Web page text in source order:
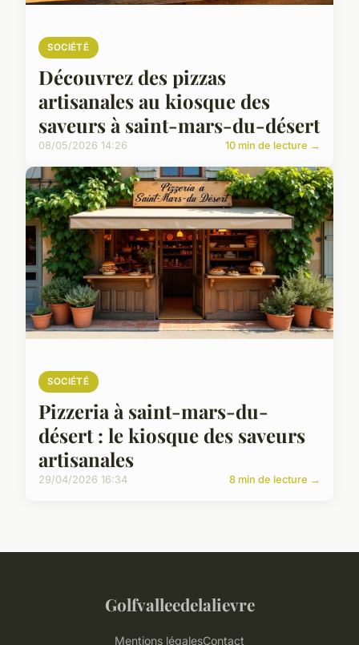
SOCIÉTÉ
Découvrez des pizzas
artisanales au kiosque des
saveurs à saint-mars-du-désert
08/05/2026 14:26 10 min de lecture →
SOCIÉTÉ
Pizzeria à saint-mars-du-
désert : le kiosque des saveurs
artisanales
29/04/2026 16:34 8 min de lecture →
Golfvalleedelalievre
Mentions légalesContact